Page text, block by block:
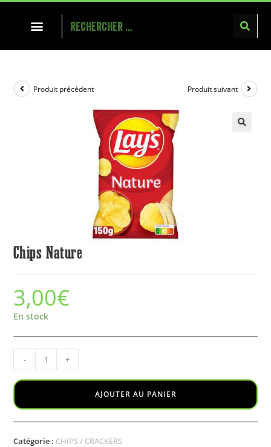
Produit précédent Produit suivant
Chips Nature
3,00€
En stock
- +
AJOUTER AU PANIER
Catégorie : CHIPS / CRACKERS